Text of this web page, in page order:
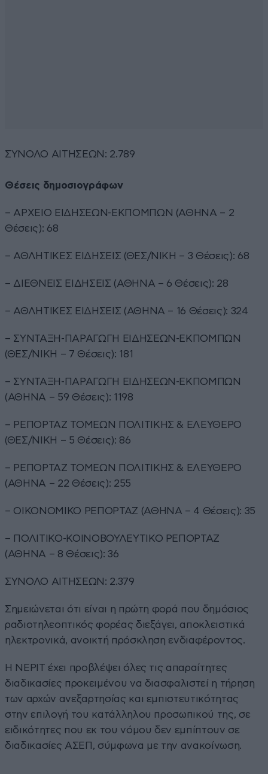
ΣΥΝΟΛΟ ΑΙΤΗΣΕΩΝ: 2.789
Θέσεις δημοσιογράφων
– ΑΡΧΕΙΟ ΕΙΔΗΣΕΩΝ-ΕΚΠΟΜΠΩΝ (ΑΘΗΝΑ – 2
Θέσεις): 68
– ΑΘΛΗΤΙΚΕΣ ΕΙΔΗΣΕΙΣ (ΘΕΣ/ΝΙΚΗ – 3 Θέσεις): 68
– ΔΙΕΘΝΕΙΣ ΕΙΔΗΣΕΙΣ (ΑΘΗΝΑ – 6 Θέσεις): 28
– ΑΘΛΗΤΙΚΕΣ ΕΙΔΗΣΕΙΣ (ΑΘΗΝΑ – 16 Θέσεις): 324
– ΣΥΝΤΑΞΗ-ΠΑΡΑΓΩΓΗ ΕΙΔΗΣΕΩΝ-ΕΚΠΟΜΠΩΝ
(ΘΕΣ/ΝΙΚΗ – 7 Θέσεις): 181
– ΣΥΝΤΑΞΗ-ΠΑΡΑΓΩΓΗ ΕΙΔΗΣΕΩΝ-ΕΚΠΟΜΠΩΝ
(ΑΘΗΝΑ – 59 Θέσεις): 1198
– ΡΕΠΟΡΤΑΖ ΤΟΜΕΩΝ ΠΟΛΙΤΙΚΗΣ & ΕΛΕΥΘΕΡΟ
(ΘΕΣ/ΝΙΚΗ – 5 Θέσεις): 86
– ΡΕΠΟΡΤΑΖ ΤΟΜΕΩΝ ΠΟΛΙΤΙΚΗΣ & ΕΛΕΥΘΕΡΟ
(ΑΘΗΝΑ – 22 Θέσεις): 255
– ΟΙΚΟΝΟΜΙΚΟ ΡΕΠΟΡΤΑΖ (ΑΘΗΝΑ – 4 Θέσεις): 35
– ΠΟΛΙΤΙΚΟ-ΚΟΙΝΟΒΟΥΛΕΥΤΙΚΟ ΡΕΠΟΡΤΑΖ
(ΑΘΗΝΑ – 8 Θέσεις): 36
ΣΥΝΟΛΟ ΑΙΤΗΣΕΩΝ: 2.379
Σημειώνεται ότι είναι η πρώτη φορά που δημόσιος
ραδιοτηλεοπτικός φορέας διεξάγει, αποκλειστικά
ηλεκτρονικά, ανοικτή πρόσκληση ενδιαφέροντος.
Η ΝΕΡΙΤ έχει προβλέψει όλες τις απαραίτητες
διαδικασίες προκειμένου να διασφαλιστεί η τήρηση
των αρχών ανεξαρτησίας και εμπιστευτικότητας
στην επιλογή του κατάλληλου προσωπικού της, σε
ειδικότητες που εκ του νόμου δεν εμπίπτουν σε
διαδικασίες ΑΣΕΠ, σύμφωνα με την ανακοίνωση.